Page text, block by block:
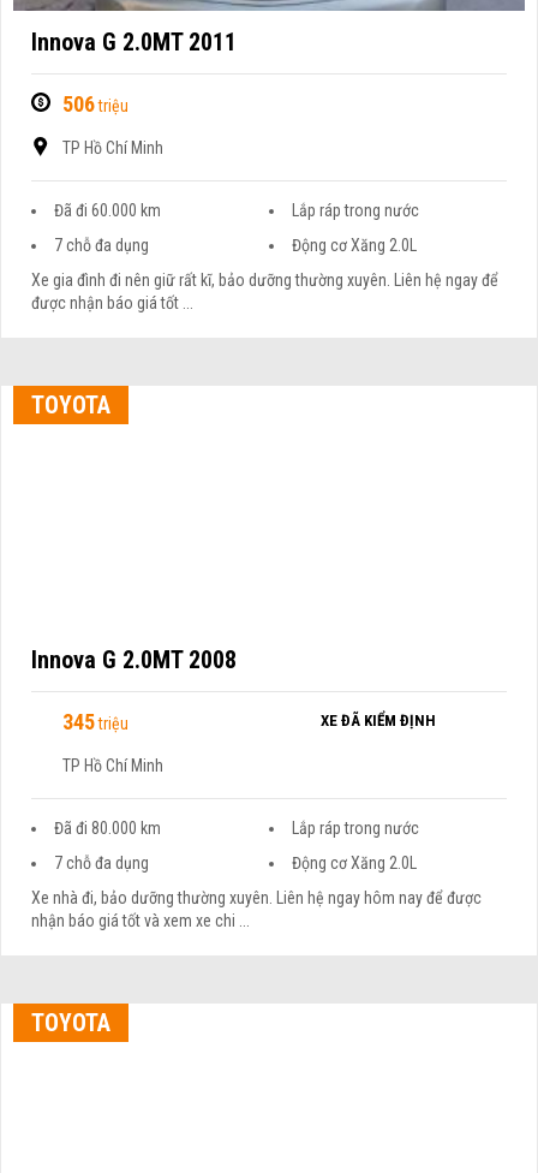
Innova G 2.0MT 2011
506triệu
TP Hồ Chí Minh
Đã đi 60.000 km
Lắp ráp trong nước
7 chỗ đa dụng
Động cơ Xăng 2.0L
Xe gia đình đi nên giữ rất kĩ, bảo dưỡng thường xuyên. Liên hệ ngay để
được nhận báo giá tốt ...
TOYOTA
Innova G 2.0MT 2008
345triệu XE ĐÃ KIỂM ĐỊNH
TP Hồ Chí Minh
Đã đi 80.000 km
Lắp ráp trong nước
7 chỗ đa dụng
Động cơ Xăng 2.0L
Xe nhà đi, bảo dưỡng thường xuyên. Liên hệ ngay hôm nay để được
nhận báo giá tốt và xem xe chi ...
TOYOTA